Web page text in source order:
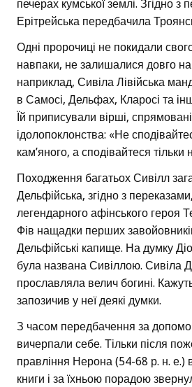
печерах кумської землі. Згідно з
Ерітрейська передбачила
Одні пророчиці не покидали
навпаки, не залишалися довго на
наприклад, Сивіла Лівійська
в Самосі, Дельфах, Кларосі та
Їй приписували вірші,
ідолопоклонства: «Не
кам’яного, а сподівайтеся тільки
Походження багатьох Сивілл
Дельфійська, згідно з
легендарного афінського героя
Фів нащадки перших
Дельфійські капище. На думку
була названа Сивіллою. Сивіла
прославляла велич богині.
запозичив у неї деякі думки.
З часом передбачення за
вичерпали себе. Тільки після
правління Нерона (54-68 р. н. е.)
книги і за їхньою порадою